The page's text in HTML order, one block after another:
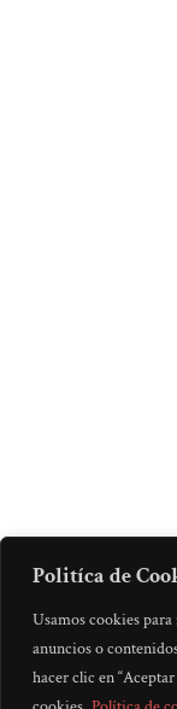
Politíca de
Usamos cookies
anuncios o
hacer clic en